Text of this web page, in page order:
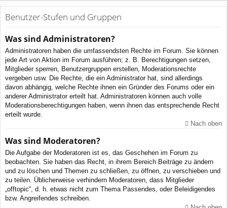
Benutzer-Stufen und Gruppen
Was sind Administratoren?
Administratoren haben die umfassendsten Rechte im Forum. Sie können
jede Art von Aktion im Forum ausführen; z. B. Berechtigungen setzen,
Mitglieder sperren, Benutzergruppen erstellen, Moderationsrechte
vergeben usw. Die Rechte, die ein Administrator hat, sind allerdings
davon abhängig, welche Rechte ihnen ein Gründer des Forums oder ein
anderer Administrator erteilt hat. Administratoren können auch volle
Moderationsberechtigungen haben, wenn ihnen das entsprechende Recht
erteilt wurde.
Nach oben
Was sind Moderatoren?
Die Aufgabe der Moderatoren ist es, das Geschehen im Forum zu
beobachten. Sie haben das Recht, in ihrem Bereich Beiträge zu ändern
und zu löschen und Themen zu schließen, zu öffnen, zu verschieben und
zu teilen. Üblicherweise verhindern Moderatoren, dass Mitglieder
„offtopic“, d. h. etwas nicht zum Thema Passendes, oder Beleidigendes
bzw. Angreifendes schreiben.